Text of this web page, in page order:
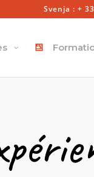
Svenja : +